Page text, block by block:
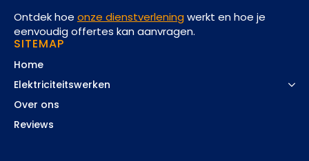
Ontdek hoe onze dienstverleningwerkt en hoe je
eenvoudig offertes kan aanvragen.
SITEMAP
Home
Elektriciteitswerken
Over ons
Reviews